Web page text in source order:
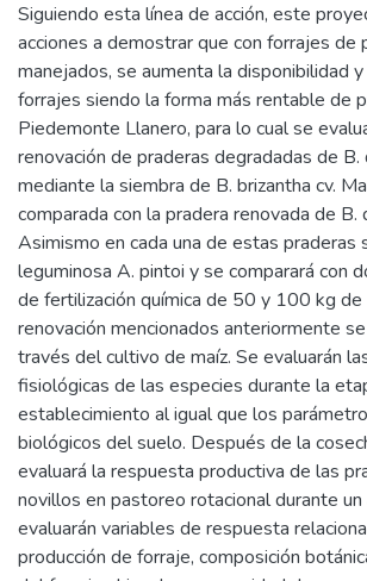
Siguiendo esta línea de acción, este
acciones a demostrar que con forrajes de
manejados, se aumenta la disponibilidad
forrajes siendo la forma más rentable de
Piedemonte Llanero, para lo cual se
renovación de praderas degradadas de B.
mediante la siembra de B. brizantha cv.
comparada con la pradera renovada de B.
Asimismo en cada una de estas praderas
leguminosa A. pintoi y se comparará con
de fertilización química de 50 y 100 kg de
renovación mencionados anteriormente
través del cultivo de maíz. Se evaluarán
fisiológicas de las especies durante la
establecimiento al igual que los
biológicos del suelo. Después de la
evaluará la respuesta productiva de las
novillos en pastoreo rotacional durante un
evaluarán variables de respuesta
producción de forraje, composición